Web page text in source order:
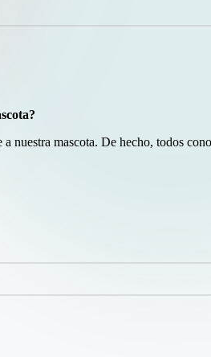
nuestra mascota. De hecho, todos